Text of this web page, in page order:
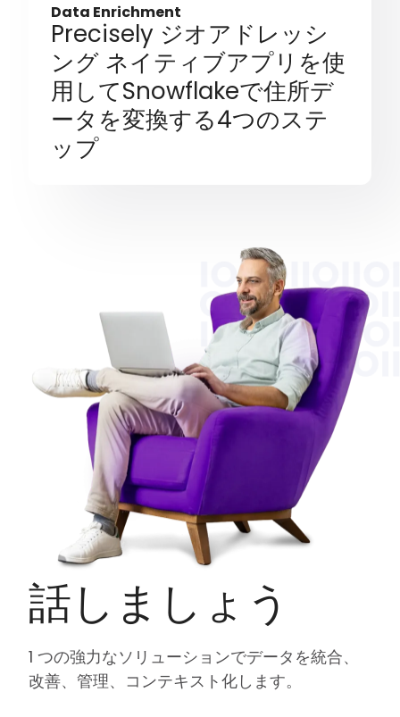
Data Enrichment
Precisely ジオアドレッシ
ング ネイティブアプリを使
用してSnowflakeで住所デ
ータを変換する4つのステ
ップ
話しましょう
1 つの強力なソリューションでデータを統合、
改善、管理、コンテキスト化します。